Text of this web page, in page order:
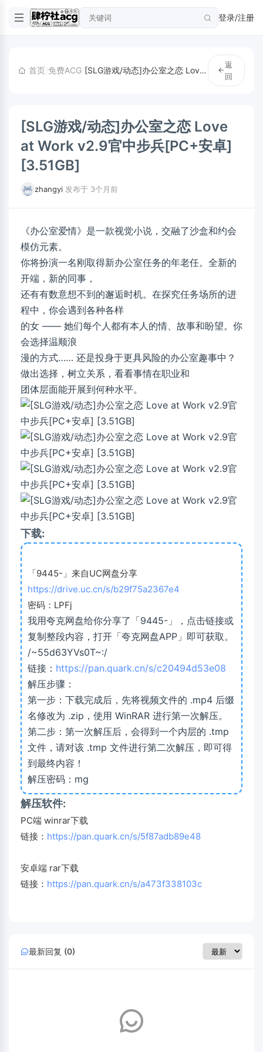
登录/注册
首页/免费ACG/ [SLG游戏/动态]办公室之恋 Love at Work v2.9官中步兵[PC+安卓] [3.51GB]
返
回
[SLG游戏/动态]办公室之恋 Love
at Work v2.9官中步兵[PC+安卓]
[3.51GB]
zhangyi 发布于 3个月前
《办公室爱情》是一款视觉小说，交融了沙盒和约会
模仿元素。
你将扮演一名刚取得新办公室任务的年老任。全新的
开端，新的同事，
还有有数意想不到的邂逅时机。在探究任务场所的进
程中，你会遇到各种各样
的女 —— 她们每个人都有本人的情、故事和盼望。你
会选择温顺浪
漫的方式…… 还是投身于更具风险的办公室趣事中？
做出选择，树立关系，看看事情在职业和
团体层面能开展到何种水平。
下载:
「9445-」来自UC网盘分享
https://drive.uc.cn/s/b29f75a2367e4
密码：LPFj
我用夸克网盘给你分享了「9445-」，点击链接或
复制整段内容，打开「夸克网盘APP」即可获取。
/~55d63YVs0T~:/
链接： https://pan.quark.cn/s/c20494d53e08
解压步骤：
第一步：下载完成后，先将视频文件的 .mp4 后缀
名修改为 .zip，使用 WinRAR 进行第一次解压。
第二步：第一次解压后，会得到一个内层的 .tmp
文件，请对该 .tmp 文件进行第二次解压，即可得
到最终内容！
解压密码：mg
解压软件:
PC端 winrar下载
链接： https://pan.quark.cn/s/5f87adb89e48
安卓端 rar下载
链接： https://pan.quark.cn/s/a473f338103c
最新回复 (0)